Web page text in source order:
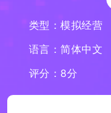
类型：模拟经营
语言：简体中文
评分：8分